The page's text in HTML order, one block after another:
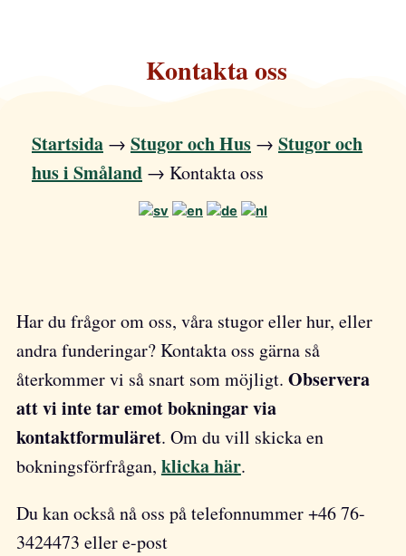
Kontakta oss
Startsida → Stugor och Hus → Stugor och
hus i Småland → Kontakta oss
Har du frågor om oss, våra stugor eller hur, eller
andra funderingar? Kontakta oss gärna så
återkommer vi så snart som möjligt. Observera
att vi inte tar emot bokningar via
kontaktformuläret. Om du vill skicka en
bokningsförfrågan, klicka här.
Du kan också nå oss på telefonnummer +46 76-
3424473 eller e-post